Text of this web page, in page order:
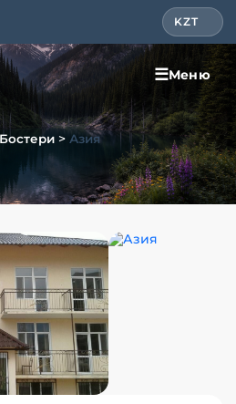
KZT
☰Меню
Бостери > Азия